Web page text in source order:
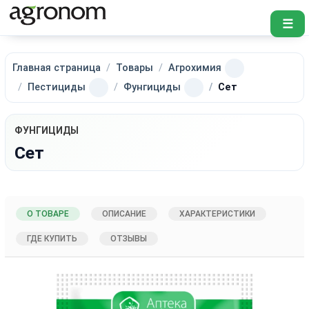
☰
Главная страница Товары
Агрохимия
Пестициды
Фунгициды Сет
ФУНГИЦИДЫ
Сет
О ТОВАРЕ ОПИСАНИЕ ХАРАКТЕРИСТИКИ
ГДЕ КУПИТЬ ОТЗЫВЫ